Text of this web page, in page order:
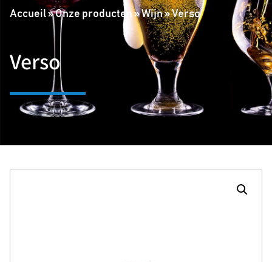
Accueil»Onze producten»Wijn»Verso
Verso